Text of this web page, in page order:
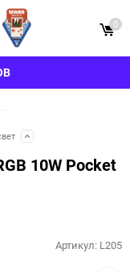
0
10W Pocket
Артикул: L205